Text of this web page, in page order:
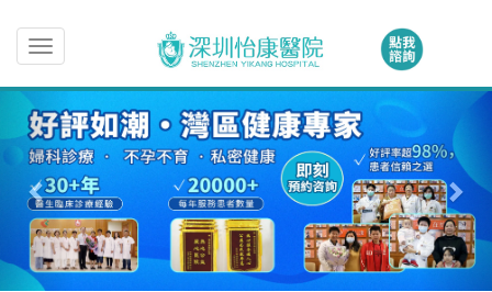
Toggle
navigation